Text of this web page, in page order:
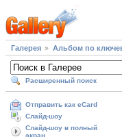
Галерея Альбом по
Расширенный поиск
Отправить как eCard
Слайд-шоу
Слайд-шоу в полный
экран